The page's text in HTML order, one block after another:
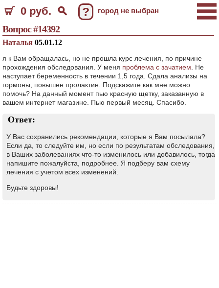
0 руб. ? город не выбран
Вопрос #14392
Наталья 05.01.12
я к Вам обращалась, но не прошла курс лечения, по причине
прохождения обследования. У меня проблема с зачатием . Не
наступает беременность в течении 1,5 года. Сдала анализы на
гормоны, повышен пролактин. Подскажите как мне можно
помочь? На данный момент пью красную щетку, заказанную в
вашем интернет магазине. Пью первый месяц. Спасибо.
Ответ:
У Вас сохранились рекомендации, которые я Вам посылала?
Если да, то следуйте им, но если по результатам обследования,
в Ваших заболеваниях что-то изменилось или добавилось, тогда
напишите пожалуйста, подробнее. Я подберу вам схему
лечения с учетом всех изменений.
Будьте здоровы!